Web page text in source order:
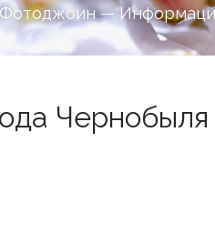
Фотоджоин —
Чернобыля